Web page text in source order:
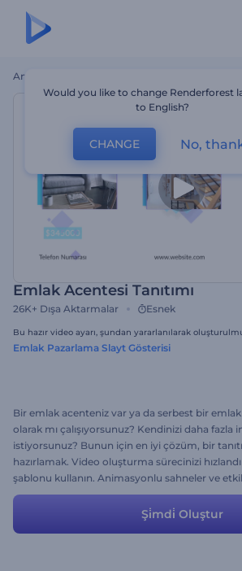
Ana Sayfa
Emlak Acentesi Tanıtımı
26K+ Dışa Aktarmalar Esnek
Bu hazır video ayarı, şundan yararlanılarak
Emlak Pazarlama Slayt Gösterisi
Bir emlak acenteniz var ya da serbest bir
olarak mı çalışıyorsunuz? Kendinizi daha fazla
istiyorsunuz? Bunun için en iyi çözüm, bir
hazırlamak. Video oluşturma sürecinizi
şablonu kullanın. Animasyonlu sahneler ve
benzersiz yaklaşımınızı öne çıkarın. Özel
ve çok daha fazla müşteri edinin. Üstelik
Şi̇mdi̇ Oluştur
Would you like to change Renderforest
to English?
CHANGE No,